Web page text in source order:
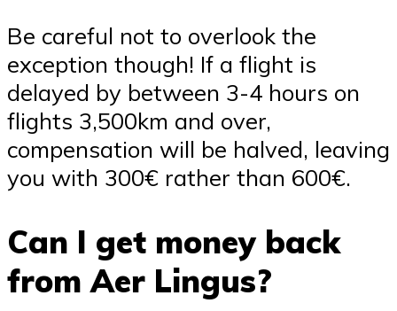
Be careful not to overlook the
exception though! If a flight is
delayed by between 3-4 hours on
flights 3,500km and over,
compensation will be halved, leaving
you with 300€ rather than 600€.
Can I get money back
from Aer Lingus?